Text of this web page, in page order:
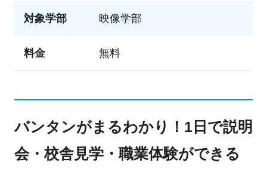
対象学部 映像学部
料金 無料
バンタンがまるわかり！1日で説明
会・校舎見学・職業体験ができる